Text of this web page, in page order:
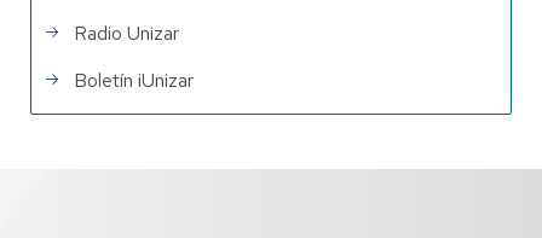
Radio Unizar
Boletín iUnizar